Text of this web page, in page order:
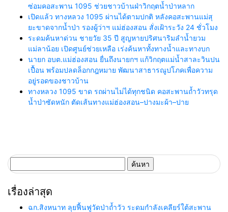
ซ่อมคอสะพาน 1095 ช่วยชาวบ้านฝ่าวิกฤตน้ำป่าหลาก
เปิดแล้ว ทางหลวง 1095 ผ่านได้ตามปกติ หลังคอสะพานแม่สุ
ยะขาดจากน้ำป่า รองผู้ว่าฯ แม่ฮ่องสอน สั่งเฝ้าระวัง 24 ชั่วโมง
ระดมค้นหาด่วน ชายวัย 35 ปี สูญหายปริศนาริมลำน้ำยวม
แม่ลาน้อย เปิดศูนย์ช่วยเหลือ เร่งค้นหาทั้งทางน้ำและทางบก
นายก อบต.แม่ฮ่องสอน ยื่นถึงนายกฯ แก้วิกฤตแม่น้ำสาละวินปน
เปื้อน พร้อมปลดล็อกกฎหมาย พัฒนาสาธารณูปโภคเพื่อความ
อยู่รอดของชาวบ้าน
ทางหลวง 1095 ขาด รถผ่านไม่ได้ทุกชนิด คอสะพานถ้ำวัวทรุด
น้ำป่าซัดหนัก ตัดเส้นทางแม่ฮ่องสอน–ปางมะผ้า–ปาย
สำหรับ:
เรื่องล่าสุด
ฉก.สิงหนาท ลุยฟื้นฟูวัดป่าถ้ำวัว ระดมกำลังเคลียร์ใต้สะพาน